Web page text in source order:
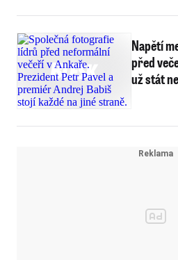
Napětí
před
už stát